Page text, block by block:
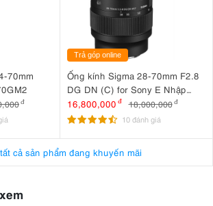
70mm
đ
Trả góp online
Ống kính Sigma 28-70mm F2.8
DG DN (C) for Sony E Nhập
khẩu
16,800,000 đ 18,000,000 đ
10 đánh giá
cả sản phẩm đang khuyến mãi